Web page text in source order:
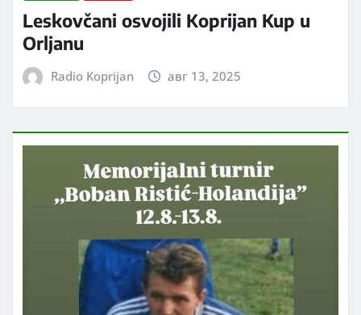
Leskovčani osvojili Koprijan Kup u
Orljanu
Radio Koprijan авг 13, 2025